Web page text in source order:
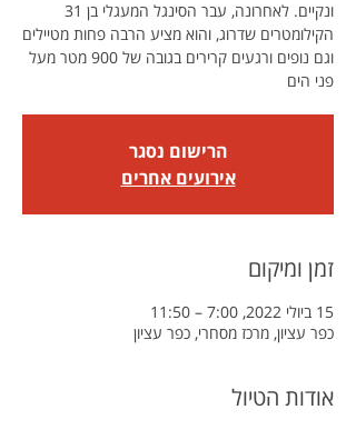
ונקיים. לאחרונה, עבר הסינגל המעגלי בן 31
הקילומטרים שדרוג, והוא מציע הרבה פחות מטיילים
וגם נופים ורגעים קרירים בגובה של 900 מטר מעל
פני הים
הרישום נסגר
אירועים אחרים
זמן ומיקום
15 ביולי 2022, 7:00 – 11:50
כפר עציון, מרכז מסחרי, כפר עציון
אודות הטיול